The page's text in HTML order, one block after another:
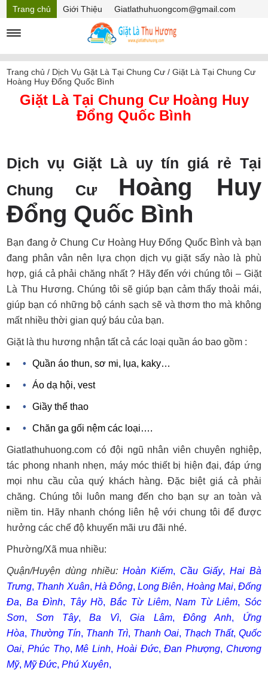
Trang chủ Giới Thiệu
Giatlathuhuongcom@gmail.com
Mã Giảm giá
Trang chủ / Dịch Vụ Gặt Là Tại Chung Cư /Giặt Là Tại Chung Cư
Hoàng Huy Đổng Quốc Bình
Giặt Là Tại Chung Cư Hoàng Huy
Đổng Quốc Bình
Dịch vụ Giặt Là uy tín giá rẻ Tại
Chung Cư Hoàng Huy
Đổng Quốc Bình
Bạn đang ở Chung Cư Hoàng Huy Đổng Quốc Bình và bạn
đang phân vân nên lựa chọn dịch vụ giặt sấy nào là phù
hợp, giá cả phải chăng nhất ? Hãy đến với chúng tôi – Giặt
Là Thu Hương. Chúng tôi sẽ giúp bạn cảm thấy thoải mái,
giúp bạn có những bộ cánh sạch sẽ và thơm tho mà không
mất nhiều thời gian quý báu của bạn.
Giặt là thu hương nhận tất cả các loại quần áo bao gồm :
Quần áo thun, sơ mi, lụa, kaky…
Áo dạ hội, vest
Giầy thể thao
Chăn ga gối nệm các loại….
Giatlathuhuong.com có đội ngũ nhân viên chuyên nghiệp,
tác phong nhanh nhẹn, máy móc thiết bị hiện đại, đáp ứng
mọi nhu cầu của quý khách hàng. Đặc biệt giá cả phải
chăng. Chúng tôi luôn mang đến cho bạn sự an toàn và
niềm tin. Hãy nhanh chóng liên hệ với chung tôi để được
hưởng các chế độ khuyến mãi ưu đãi nhé.
Phường/Xã mua nhiều:
Quận/Huyện dùng nhiều:Hoàn Kiếm, Cầu Giấy, Hai Bà
Trưng, Thanh Xuân, Hà Đông,Long Biên, Hoàng Mai, Đống
Đa, Ba Đình, Tây Hồ, Bắc Từ Liêm,Nam Từ Liêm, Sóc
Sơn, Sơn Tây,Ba Vì,Gia Lâm,Đông Anh, Ứng
Hòa, Thường Tín, Thanh Trì, Thanh Oai, Thạch Thất, Quốc
Oai, Phúc Thọ,Mê Linh, Hoài Đức,Đan Phượng, Chương
Mỹ,Mỹ Đức,Phú Xuyên,